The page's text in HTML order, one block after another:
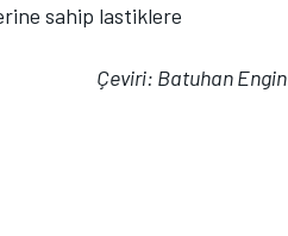
sahip lastiklere
Çeviri: Batuhan Engin